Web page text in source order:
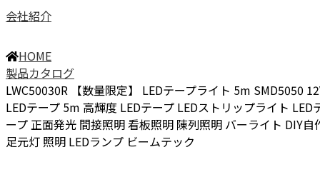
会社紹介
HOME
製品カタログ
LWC50030R 【数量限定】 LEDテープライト 5m SMD5050
LEDテープ 5m 高輝度 LEDテープ LEDストリップライト LED
ープ 正面発光 間接照明 看板照明 陳列照明 バーライト DIY自
足元灯 照明 LEDランプ ビームテック